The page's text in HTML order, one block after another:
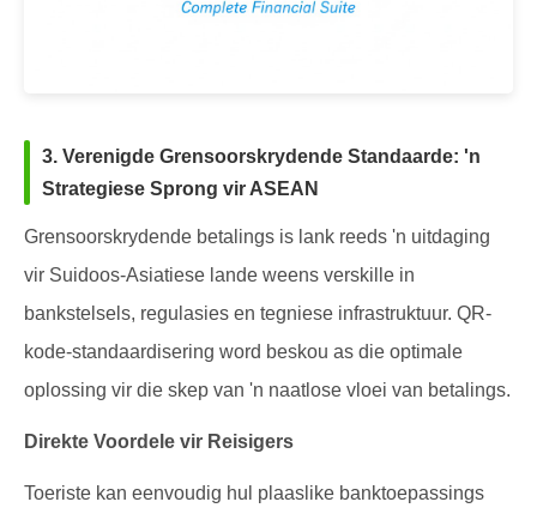
3. Verenigde Grensoorskrydende Standaarde: 'n
Strategiese Sprong vir ASEAN
Grensoorskrydende betalings is lank reeds 'n uitdaging
vir Suidoos-Asiatiese lande weens verskille in
bankstelsels, regulasies en tegniese infrastruktuur. QR-
kode-standaardisering word beskou as die optimale
oplossing vir die skep van 'n naatlose vloei van betalings.
Direkte Voordele vir Reisigers
Toeriste kan eenvoudig hul plaaslike banktoepassings